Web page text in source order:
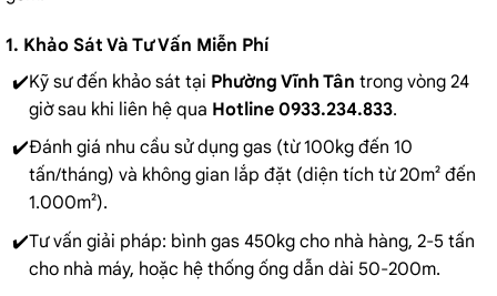
1. Khảo Sát Và Tư Vấn Miễn Phí
Kỹ sư đến khảo sát tại Phường Vĩnh Tân trong vòng 24
giờ sau khi liên hệ qua Hotline 0933.234.833.
Đánh giá nhu cầu sử dụng gas (từ 100kg đến 10
tấn/tháng) và không gian lắp đặt (diện tích từ 20m² đến
1.000m²).
Tư vấn giải pháp: bình gas 450kg cho nhà hàng, 2-5 tấn
cho nhà máy, hoặc hệ thống ống dẫn dài 50-200m.